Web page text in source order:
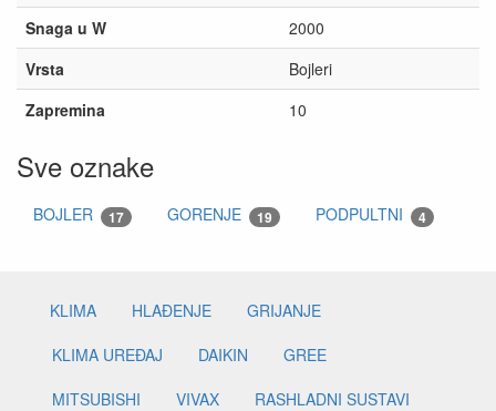
Snaga u W
2000
Vrsta
Bojleri
Zapremina
10
Sve oznake
BOJLER 17 GORENJE 19 PODPULTNI 4
KLIMA HLAĐENJE
GRIJANJE
KLIMA UREĐAJ
DAIKIN
GREE
MITSUBISHI
VIVAX
RASHLADNI SUSTAVI